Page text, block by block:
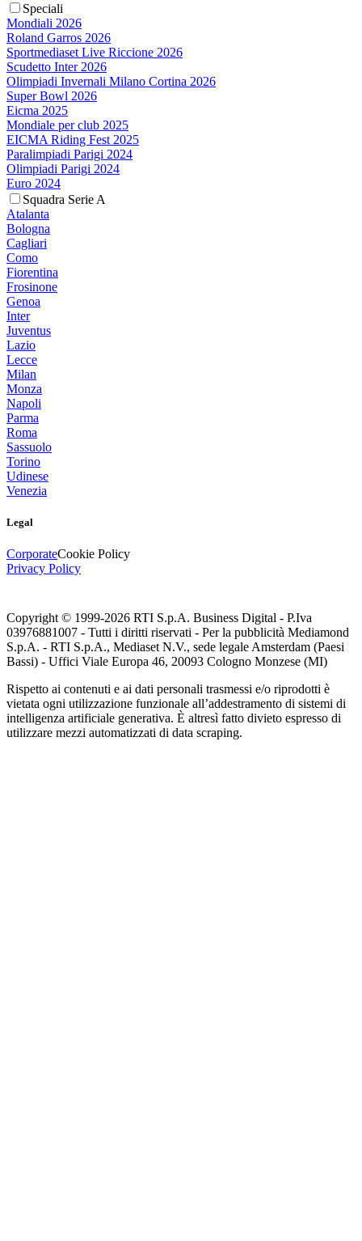
Speciali
Mondiali 2026
Roland Garros 2026
Sportmediaset Live Riccione 2026
Scudetto Inter 2026
Olimpiadi Invernali Milano Cortina 2026
Super Bowl 2026
Eicma 2025
Mondiale per club 2025
EICMA Riding Fest 2025
Paralimpiadi Parigi 2024
Olimpiadi Parigi 2024
Euro 2024
Squadra Serie A
Atalanta
Bologna
Cagliari
Como
Fiorentina
Frosinone
Genoa
Inter
Juventus
Lazio
Lecce
Milan
Monza
Napoli
Parma
Roma
Sassuolo
Torino
Udinese
Venezia
Legal
CorporateCookie Policy
Privacy Policy
Copyright © 1999-2026 RTI S.p.A. Business Digital - P.Iva
03976881007 - Tutti i diritti riservati - Per la pubblicità Mediamond
S.p.A. - RTI S.p.A., Mediaset N.V., sede legale Amsterdam (Paesi
Bassi) - Uffici Viale Europa 46, 20093 Cologno Monzese (MI)
Rispetto ai contenuti e ai dati personali trasmessi e/o riprodotti è
vietata ogni utilizzazione funzionale all’addestramento di sistemi di
intelligenza artificiale generativa. È altresì fatto divieto espresso di
utilizzare mezzi automatizzati di data scraping.